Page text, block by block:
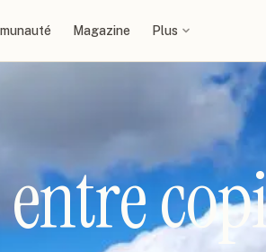
Magazine Plus